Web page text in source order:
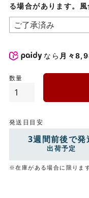
る場合があります。
なら 月々
発送日目安
3週間前後で発
出荷予定
※在庫がある場合に限りま